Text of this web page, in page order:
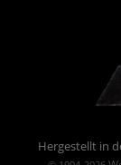
Hergestellt in